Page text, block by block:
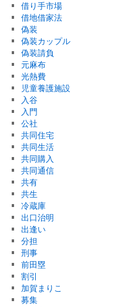
借り手市場
借地借家法
偽装
偽装カップル
偽装請負
元麻布
光熱費
児童養護施設
入谷
入門
公社
共同住宅
共同生活
共同購入
共同通信
共有
共生
冷蔵庫
出口治明
出逢い
分担
刑事
前田塁
割引
加賀まりこ
募集